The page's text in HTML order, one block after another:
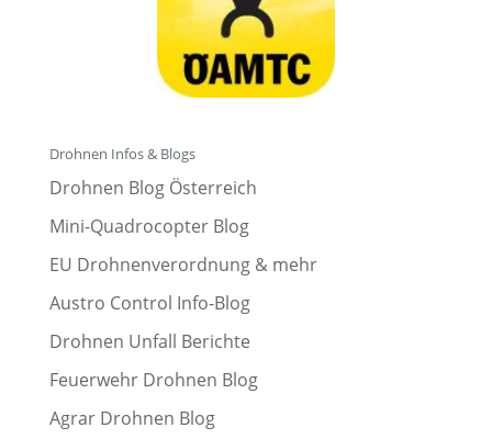
Drohnen Infos & Blogs
Drohnen Blog Österreich
Mini-Quadrocopter Blog
EU Drohnenverordnung & mehr
Austro Control Info-Blog
Drohnen Unfall Berichte
Feuerwehr Drohnen Blog
Agrar Drohnen Blog